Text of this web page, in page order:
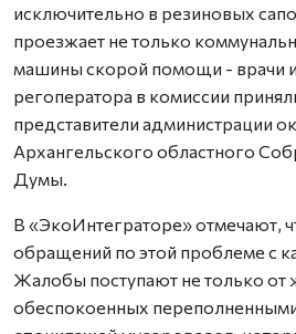
исключительно в резиновых
проезжает не только
машины скорой помощи - врачи
регоператора в комиссии
представители администрации
Архангельского областного
Думы.
В «ЭкоИнтеграторе» отмечают,
обращений по этой проблеме с
Жалобы поступают не только от
обеспокоенных